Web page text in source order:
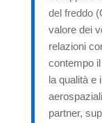
del freddo
valore dei
relazioni
contempo
la qualità e
partner,